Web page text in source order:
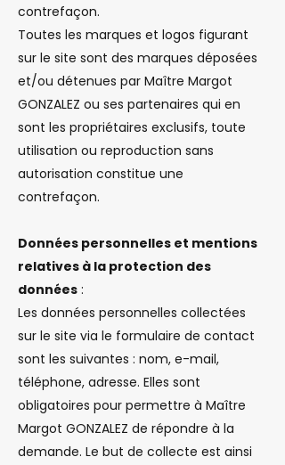
contrefaçon.
Toutes les marques et logos figurant
sur le site sont des marques déposées
et/ou détenues par Maître Margot
GONZALEZ ou ses partenaires qui en
sont les propriétaires exclusifs, toute
utilisation ou reproduction sans
autorisation constitue une
contrefaçon.
Données personnelles et mentions
relatives à la protection des
données :
Les données personnelles collectées
sur le site via le formulaire de contact
sont les suivantes : nom, e-mail,
téléphone, adresse. Elles sont
obligatoires pour permettre à Maître
Margot GONZALEZ de répondre à la
demande. Le but de collecte est ainsi